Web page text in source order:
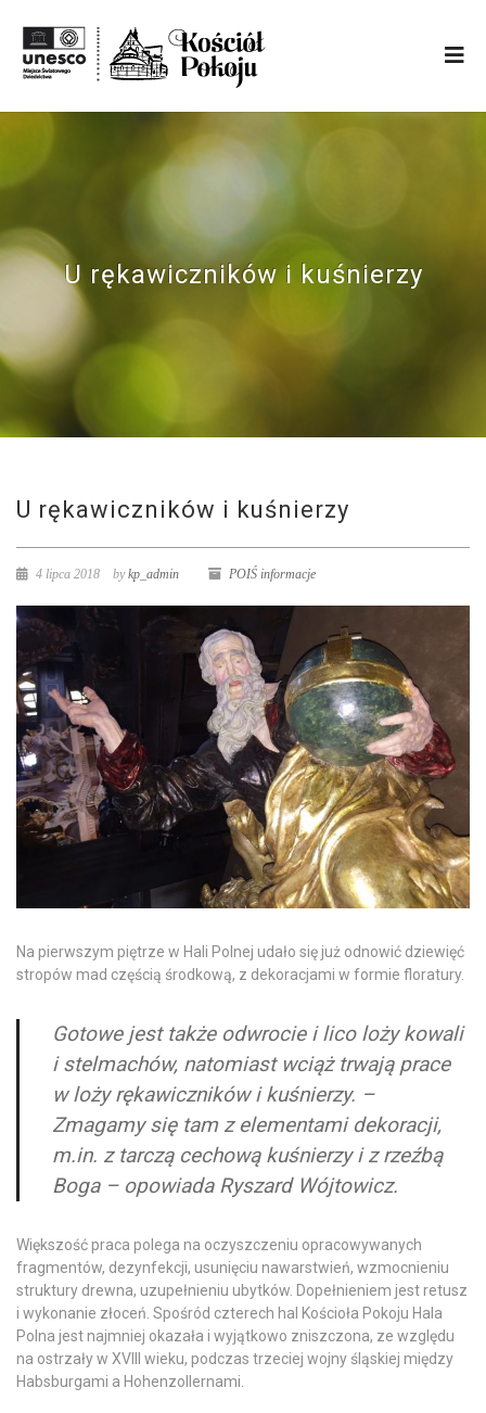
U rękawiczników i kuśnierzy
U rękawiczników i kuśnierzy
4 lipca 2018 bykp_admin POIŚ informacje
Na pierwszym piętrze w Hali Polnej udało się już odnowić dziewięć
stropów mad częścią środkową, z dekoracjami w formie floratury.
Gotowe jest także odwrocie i lico loży kowali
i stelmachów, natomiast wciąż trwają prace
w loży rękawiczników i kuśnierzy. –
Zmagamy się tam z elementami dekoracji,
m.in. z tarczą cechową kuśnierzy i z rzeźbą
Boga – opowiada Ryszard Wójtowicz.
Większość praca polega na oczyszczeniu opracowywanych
fragmentów, dezynfekcji, usunięciu nawarstwień, wzmocnieniu
struktury drewna, uzupełnieniu ubytków. Dopełnieniem jest retusz
i wykonanie złoceń. Spośród czterech hal Kościoła Pokoju Hala
Polna jest najmniej okazała i wyjątkowo zniszczona, ze względu
na ostrzały w XVIII wieku, podczas trzeciej wojny śląskiej między
Habsburgami a Hohenzollernami.